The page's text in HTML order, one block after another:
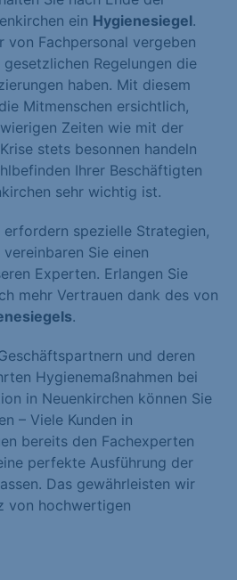
ein Hygienesiegel.
von Fachpersonal vergeben
Regelungen die
haben. Mit diesem
Mitmenschen ersichtlich,
Zeiten wie mit der
stets besonnen handeln
Ihrer Beschäftigten
sehr wichtig ist.
erfordern spezielle Strategien,
Sie einen
Experten. Erlangen Sie
mehr Vertrauen dank des von
.
und deren
Hygienemaßnahmen bei
in Neuenkirchen können Sie
– Viele Kunden in
bereits den Fachexperten
perfekte Ausführung der
Das gewährleisten wir
von hochwertigen